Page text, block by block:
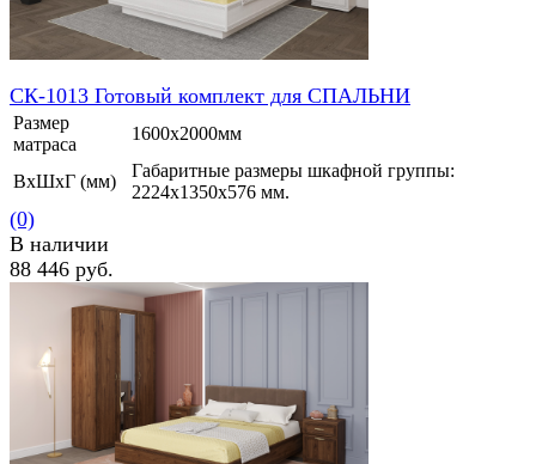
избранное сравнить
СК-1013 Готовый комплект для СПАЛЬНИ
Размер
матраса
1600х2000мм
ВхШхГ (мм)
Габаритные размеры шкафной группы:
2224х1350х576 мм.
(0)
В наличии
88 446 руб.